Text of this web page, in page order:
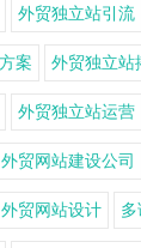
外贸独立站引流
案 外贸独立站
外贸独立站运营
外贸网站建设公司
外贸网站设计